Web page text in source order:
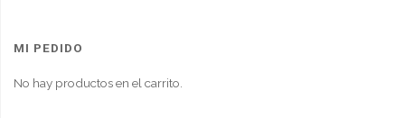
MI PEDIDO
No hay productos en el carrito.